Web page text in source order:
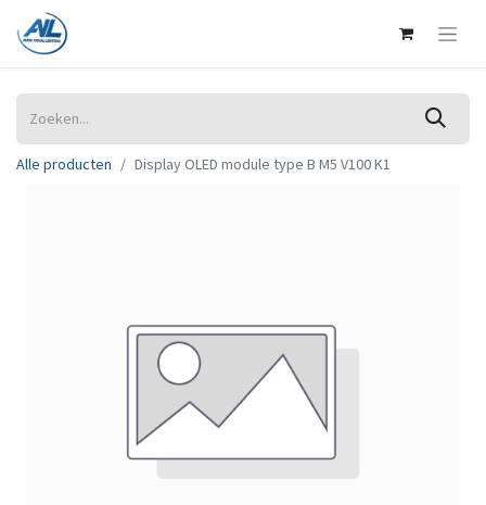
Alle producten Display OLED module type B M5 V100 K1